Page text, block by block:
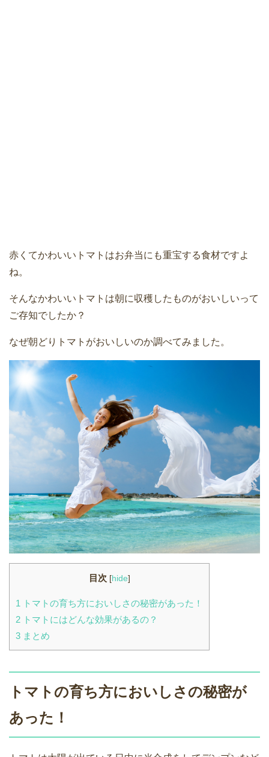
赤くてかわいいトマトはお弁当にも重宝する食材ですよ
ね。
そんなかわいいトマトは朝に収穫したものがおいしいって
ご存知でしたか？
なぜ朝どりトマトがおいしいのか調べてみました。
目次 [hide]
1
トマトの育ち方においしさの秘密があった！
2 トマトにはどんな効果があるの？
3 まとめ
トマトの育ち方においしさの秘密が
あった！